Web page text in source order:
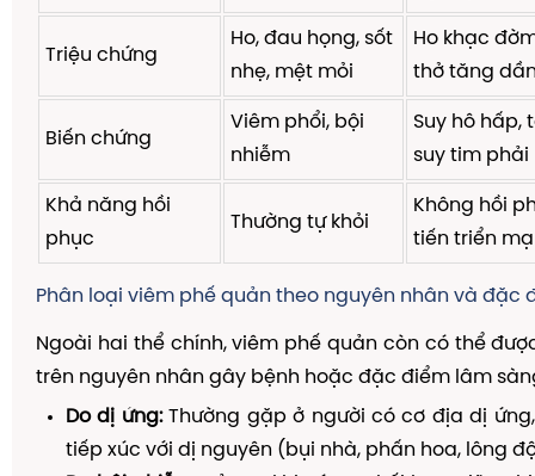
Triệu chứng
Ho, đau họng, sốt
nhẹ, mệt mỏi
Ho khạc
thở tăng
Biến chứng
Viêm phổi, bội
nhiễm
Suy hô hấp,
suy tim phải
Khả năng hồi
phục
Thường tự khỏi
Không hồi
tiến triển
Phân loại viêm phế quản theo nguyên nhân và đặc
Ngoài hai thể chính, viêm phế quản còn có thể
trên nguyên nhân gây bệnh hoặc đặc điểm lâm
Do dị ứng:Thường gặp ở người có cơ địa dị
tiếp xúc với dị nguyên (bụi nhà, phấn hoa, lông